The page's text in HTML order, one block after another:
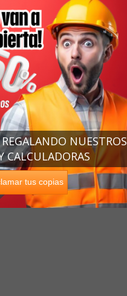
tus copias
NUESTROS
CALCULADORAS